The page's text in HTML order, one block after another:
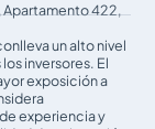
Apartamento 422,
un alto nivel
inversores. El
exposición a
experiencia y